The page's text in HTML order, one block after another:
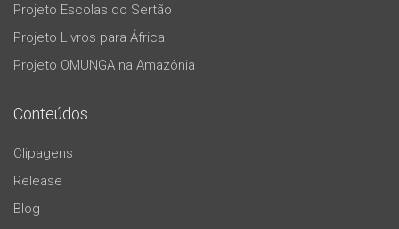
Projeto Escolas do Sertão
Projeto Livros para África
Projeto OMUNGA na Amazônia
Conteúdos
Clipagens
Release
Blog